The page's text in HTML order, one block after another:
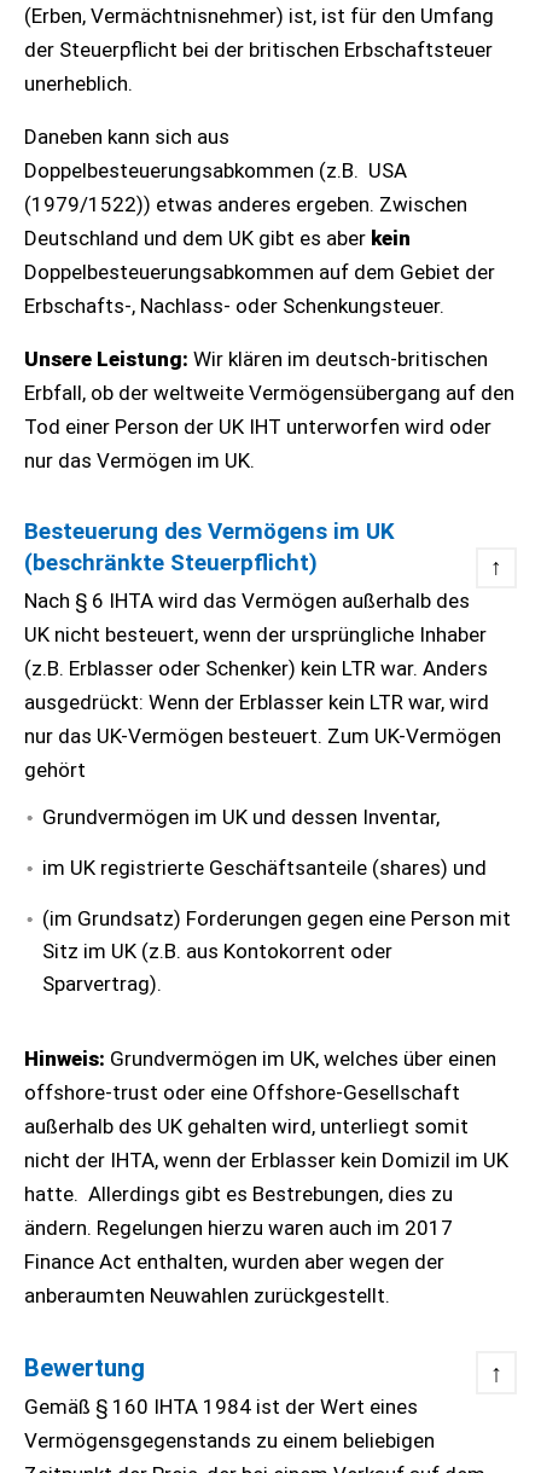
(Erben, Vermächtnisnehmer) ist, ist für den Umfang
der Steuerpflicht bei der britischen Erbschaftsteuer
unerheblich.
Daneben kann sich aus
Doppelbesteuerungsabkommen (z.B. USA
(1979/1522)) etwas anderes ergeben. Zwischen
Deutschland und dem UK gibt es aber kein
Doppelbesteuerungsabkommen auf dem Gebiet der
Erbschafts-, Nachlass- oder Schenkungsteuer.
Unsere Leistung: Wir klären im deutsch-britischen
Erbfall, ob der weltweite Vermögensübergang auf den
Tod einer Person der UK IHT unterworfen wird oder
nur das Vermögen im UK.
Besteuerung des Vermögens im UK
(beschränkte Steuerpflicht)
↑
Nach § 6 IHTA wird das Vermögen außerhalb des
UK nicht besteuert, wenn der ursprüngliche Inhaber
(z.B. Erblasser oder Schenker) kein LTR war. Anders
ausgedrückt: Wenn der Erblasser kein LTR war, wird
nur das UK-Vermögen besteuert. Zum UK-Vermögen
gehört
Grundvermögen im UK und dessen Inventar,
im UK registrierte Geschäftsanteile (shares) und
(im Grundsatz) Forderungen gegen eine Person mit
Sitz im UK (z.B. aus Kontokorrent oder
Sparvertrag).
Hinweis: Grundvermögen im UK, welches über einen
offshore-trust oder eine Offshore-Gesellschaft
außerhalb des UK gehalten wird, unterliegt somit
nicht der IHTA, wenn der Erblasser kein Domizil im UK
hatte. Allerdings gibt es Bestrebungen, dies zu
ändern. Regelungen hierzu waren auch im 2017
Finance Act enthalten, wurden aber wegen der
anberaumten Neuwahlen zurückgestellt.
Bewertung ↑
Gemäß § 160 IHTA 1984 ist der Wert eines
Vermögensgegenstands zu einem beliebigen